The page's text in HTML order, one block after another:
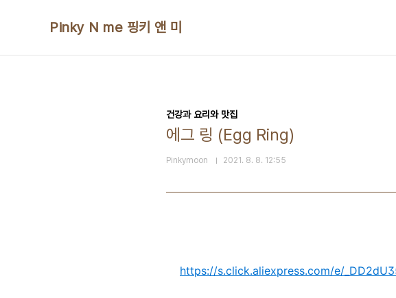
Pinky N me 핑키 앤 미
건강과 요리와 맛집
에그 링 (Egg Ring)
Pinkymoon 2021. 8. 8. 12:55
https://s.click.aliexpress.com/e/